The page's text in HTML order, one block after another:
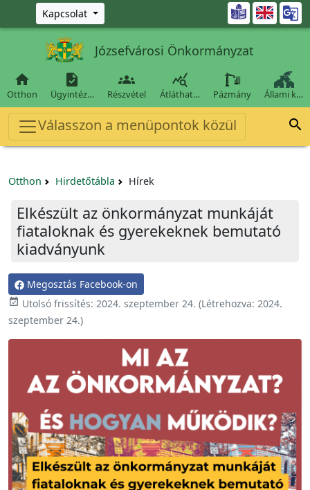
Ugrás a fő tartalomra
Kapcsolat 
Józsefvárosi Önkormányzat

Otthon

Ügyintéz…

Részvétel

Átláthat… Pázmány Állami k…
Válasszon a menüpontok közül 
Otthon Hirdetőtábla Hírek
Elkészült az önkormányzat munkáját
fiataloknak és gyerekeknek bemutató
kiadványunk
Megosztás Facebook-on
 Utolsó frissítés: 2024. szeptember 24. (Létrehozva: 2024.
szeptember 24.)